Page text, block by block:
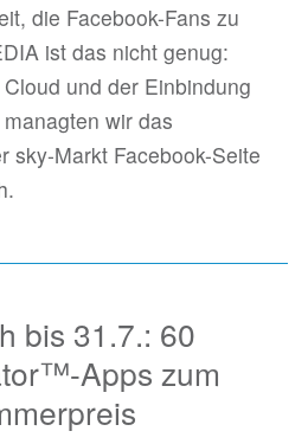
die Facebook-Fans zu
ist das nicht genug:
und der Einbindung
wir das
sky-Markt Facebook-Seite
bis 31.7.: 60
Apps zum